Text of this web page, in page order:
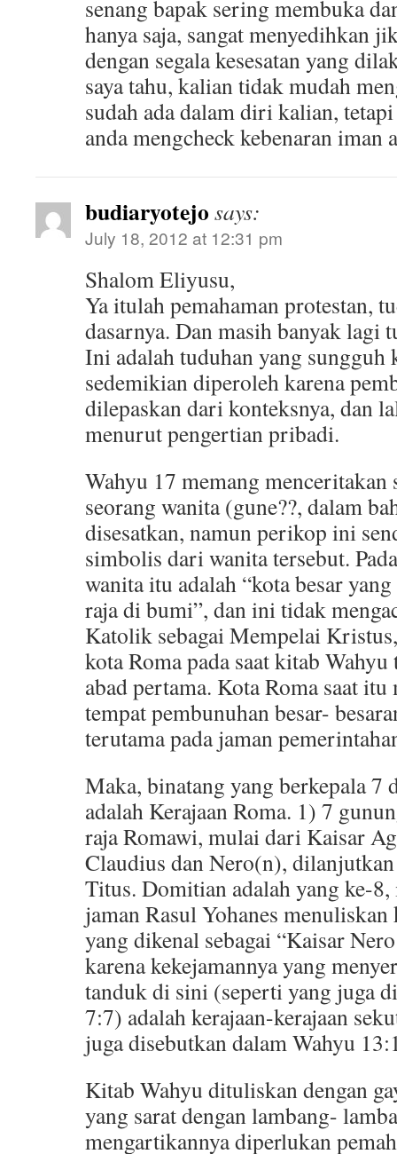
senang bapak sering membuka
hanya saja, sangat menyedihkan
dengan segala kesesatan yang
saya tahu, kalian tidak mudah
sudah ada dalam diri kalian,
anda mengcheck kebenaran iman
budiaryotejo says:
July 18, 2012 at 12:31 pm
Shalom Eliyusu,
Ya itulah pemahaman protestan,
dasarnya. Dan masih banyak lagi
Ini adalah tuduhan yang sungguh
sedemikian diperoleh karena
dilepaskan dari konteksnya, dan
menurut pengertian pribadi.
Wahyu 17 memang menceritakan
seorang wanita (gune??, dalam
disesatkan, namun perikop ini
simbolis dari wanita tersebut.
wanita itu adalah “kota besar
raja di bumi”, dan ini tidak
Katolik sebagai Mempelai
kota Roma pada saat kitab
abad pertama. Kota Roma saat
tempat pembunuhan besar-
terutama pada jaman
Maka, binatang yang berkepala 7
adalah Kerajaan Roma. 1) 7
raja Romawi, mulai dari Kaisar
Claudius dan Nero(n),
Titus. Domitian adalah yang ke-
jaman Rasul Yohanes
yang dikenal sebagai “Kaisar
karena kekejamannya yang
tanduk di sini (seperti yang juga
7:7) adalah kerajaan-kerajaan
juga disebutkan dalam Wahyu
Kitab Wahyu dituliskan dengan
yang sarat dengan lambang-
mengartikannya diperlukan